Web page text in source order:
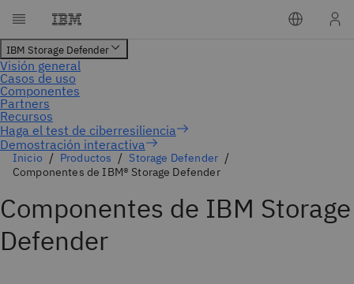
Demostración interactiva
Inicio Productos
Storage Defender
Componentes de IBM® Storage Defender
Componentes de IBM Storage
Defender